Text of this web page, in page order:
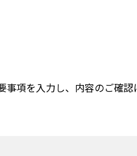
項を入力し、内容のご確認